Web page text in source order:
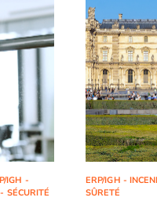
IGH -
SÉCURITÉ
ERP/IGH -
SÛRETÉ